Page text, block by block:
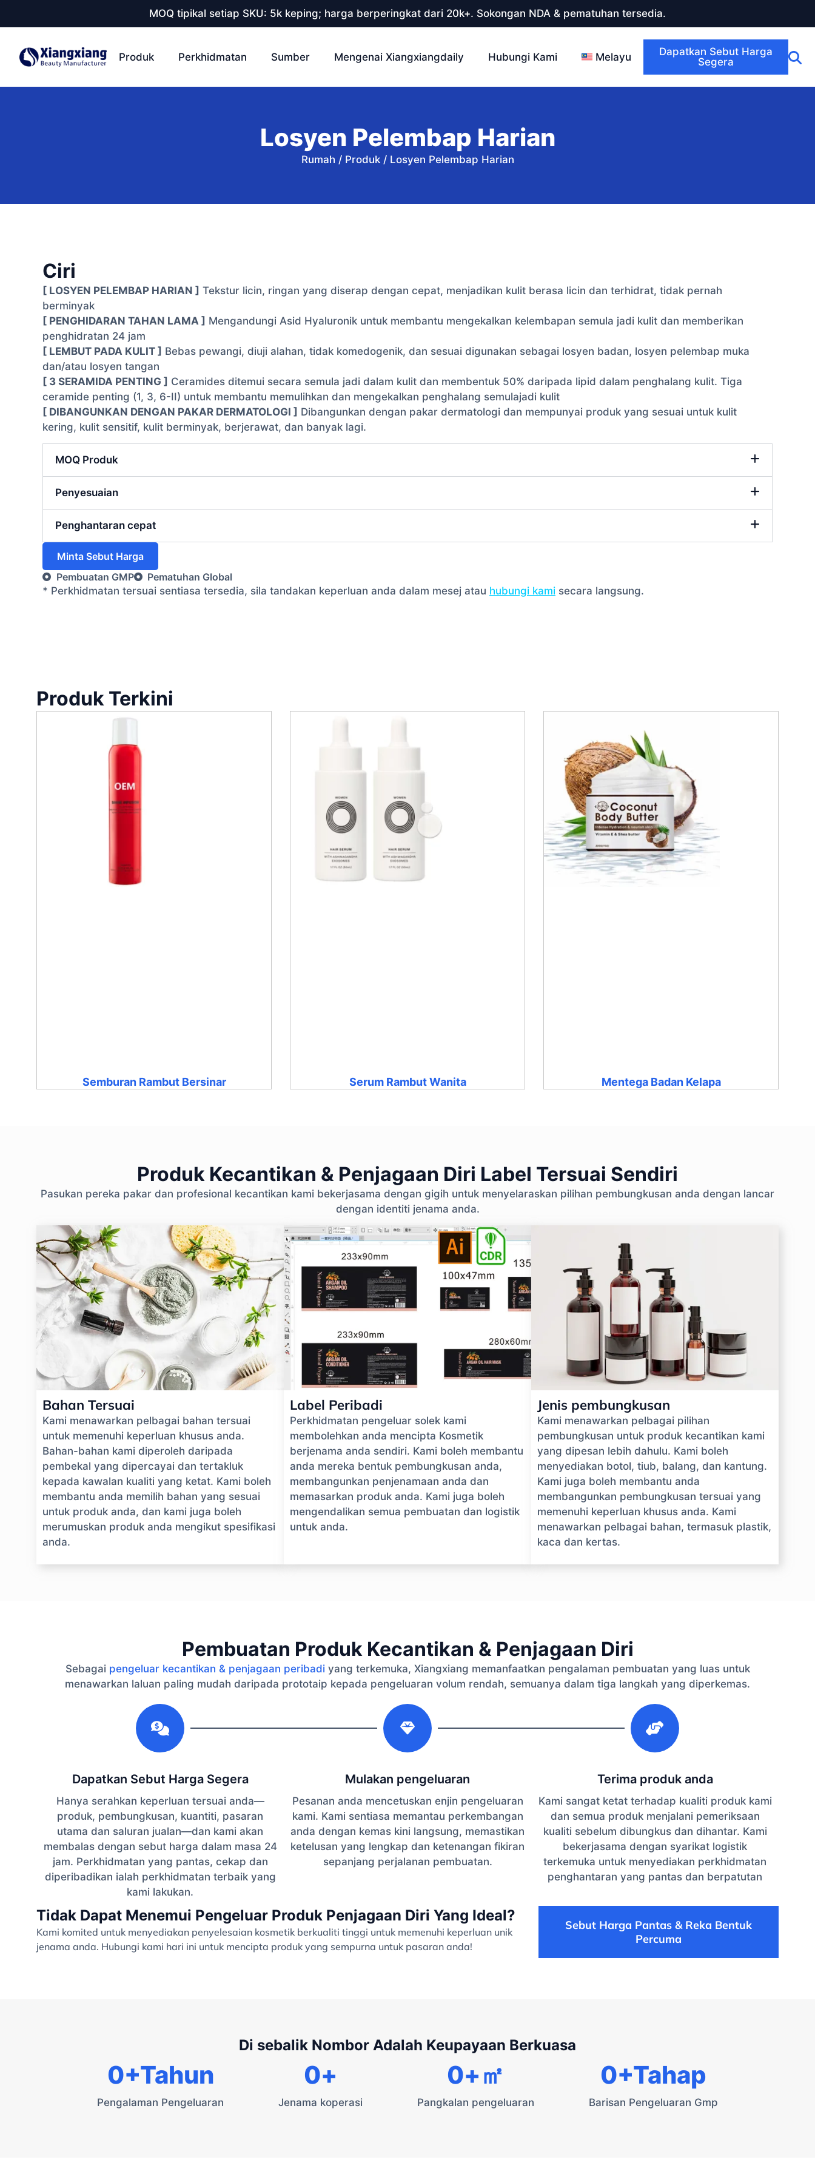
MOQ tipikal setiap SKU: 5k keping; harga berperingkat dari 20k+. Sokongan NDA & pematuhan tersedia.
Produk Perkhidmatan Sumber Mengenai Xiangxiangdaily Hubungi Kami Melayu
Dapatkan Sebut Harga
Segera
Losyen Pelembap Harian
Rumah / Produk/ Losyen Pelembap Harian
Ciri
[ LOSYEN PELEMBAP HARIAN ] Tekstur licin, ringan yang diserap dengan cepat, menjadikan kulit berasa licin dan terhidrat, tidak pernah
berminyak
[ PENGHIDARAN TAHAN LAMA ] Mengandungi Asid Hyaluronik untuk membantu mengekalkan kelembapan semula jadi kulit dan memberikan
penghidratan 24 jam
[ LEMBUT PADA KULIT ] Bebas pewangi, diuji alahan, tidak komedogenik, dan sesuai digunakan sebagai losyen badan, losyen pelembap muka
dan/atau losyen tangan
[ 3 SERAMIDA PENTING ] Ceramides ditemui secara semula jadi dalam kulit dan membentuk 50% daripada lipid dalam penghalang kulit. Tiga
ceramide penting (1, 3, 6-II) untuk membantu memulihkan dan mengekalkan penghalang semulajadi kulit
[ DIBANGUNKAN DENGAN PAKAR DERMATOLOGI ] Dibangunkan dengan pakar dermatologi dan mempunyai produk yang sesuai untuk kulit
kering, kulit sensitif, kulit berminyak, berjerawat, dan banyak lagi.
MOQ Produk
Penyesuaian
Penghantaran cepat
Minta Sebut Harga
Pembuatan GMP
Pematuhan Global
* Perkhidmatan tersuai sentiasa tersedia, sila tandakan keperluan anda dalam mesej atau hubungi kami secara langsung.
Produk Terkini
Semburan Rambut Bersinar Serum Rambut Wanita Mentega Badan Kelapa
Produk Kecantikan & Penjagaan Diri Label Tersuai Sendiri
Pasukan pereka pakar dan profesional kecantikan kami bekerjasama dengan gigih untuk menyelaraskan pilihan pembungkusan anda dengan lancar
dengan identiti jenama anda.
Bahan Tersuai
Kami menawarkan pelbagai bahan tersuai
untuk memenuhi keperluan khusus anda.
Bahan-bahan kami diperoleh daripada
pembekal yang dipercayai dan tertakluk
kepada kawalan kualiti yang ketat. Kami boleh
membantu anda memilih bahan yang sesuai
untuk produk anda, dan kami juga boleh
merumuskan produk anda mengikut spesifikasi
anda.
Label Peribadi
Perkhidmatan pengeluar solek kami
membolehkan anda mencipta Kosmetik
berjenama anda sendiri. Kami boleh membantu
anda mereka bentuk pembungkusan anda,
membangunkan penjenamaan anda dan
memasarkan produk anda. Kami juga boleh
mengendalikan semua pembuatan dan logistik
untuk anda.
Jenis pembungkusan
Kami menawarkan pelbagai pilihan
pembungkusan untuk produk kecantikan kami
yang dipesan lebih dahulu. Kami boleh
menyediakan botol, tiub, balang, dan kantung.
Kami juga boleh membantu anda
membangunkan pembungkusan tersuai yang
memenuhi keperluan khusus anda. Kami
menawarkan pelbagai bahan, termasuk plastik,
kaca dan kertas.
Pembuatan Produk Kecantikan & Penjagaan Diri
Sebagai pengeluar kecantikan & penjagaan peribadiyang terkemuka, Xiangxiang memanfaatkan pengalaman pembuatan yang luas untuk
menawarkan laluan paling mudah daripada prototaip kepada pengeluaran volum rendah, semuanya dalam tiga langkah yang diperkemas.
Dapatkan Sebut Harga Segera
Hanya serahkan keperluan tersuai anda—
produk, pembungkusan, kuantiti, pasaran
utama dan saluran jualan—dan kami akan
membalas dengan sebut harga dalam masa 24
jam. Perkhidmatan yang pantas, cekap dan
diperibadikan ialah perkhidmatan terbaik yang
kami lakukan.
Mulakan pengeluaran
Pesanan anda mencetuskan enjin pengeluaran
kami. Kami sentiasa memantau perkembangan
anda dengan kemas kini langsung, memastikan
ketelusan yang lengkap dan ketenangan fikiran
sepanjang perjalanan pembuatan.
Terima produk anda
Kami sangat ketat terhadap kualiti produk kami
dan semua produk menjalani pemeriksaan
kualiti sebelum dibungkus dan dihantar. Kami
bekerjasama dengan syarikat logistik
terkemuka untuk menyediakan perkhidmatan
penghantaran yang pantas dan berpatutan
Tidak Dapat Menemui Pengeluar Produk Penjagaan Diri Yang Ideal?
Kami komited untuk menyediakan penyelesaian kosmetik berkualiti tinggi untuk memenuhi keperluan unik
jenama anda. Hubungi kami hari ini untuk mencipta produk yang sempurna untuk pasaran anda!
Sebut Harga Pantas & Reka Bentuk
Percuma
Di sebalik Nombor Adalah Keupayaan Berkuasa
Pengalaman Pengeluaran
0+Tahun
Jenama koperasi
0+
Pangkalan pengeluaran
0+㎡
Barisan Pengeluaran Gmp
0+Tahap